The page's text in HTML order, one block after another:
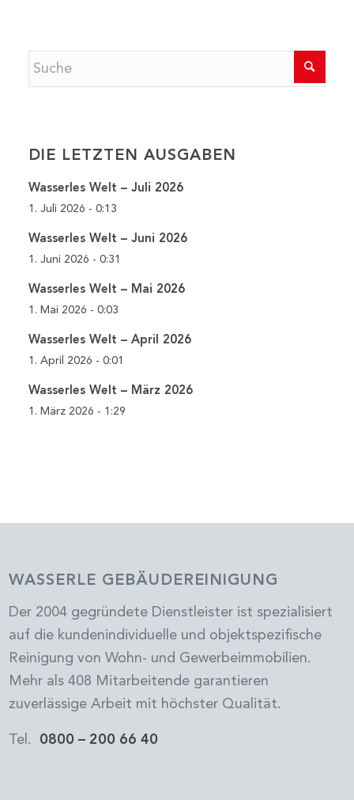
DIE LETZTEN AUSGABEN
Wasserles Welt – Juli 2026
1. Juli 2026 - 0:13
Wasserles Welt – Juni 2026
1. Juni 2026 - 0:31
Wasserles Welt – Mai 2026
1. Mai 2026 - 0:03
Wasserles Welt – April 2026
1. April 2026 - 0:01
Wasserles Welt – März 2026
1. März 2026 - 1:29
WASSERLE GEBÄUDEREINIGUNG
Der 2004 gegründete Dienstleister ist spezialisiert
auf die kundenindividuelle und objektspezifische
Reinigung von Wohn- und Gewerbeimmobilien.
Mehr als 408 Mitarbeitende garantieren
zuverlässige Arbeit mit höchster Qualität.
Tel. 0800 – 200 66 40